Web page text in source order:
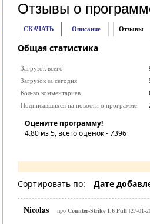
Отзывы о
СКАЧАТЬ Описание Отзывы
Общая статистика
Загрузок всего
Загрузок за сегодня
Кол-во комментариев
Подписавшихся на новости о программе
Оцените программу!
4.80из 5, всего оценок -7396
Сортировать по: Дате
Nicolas про Counter-Strike 1.6 Full [27-01-